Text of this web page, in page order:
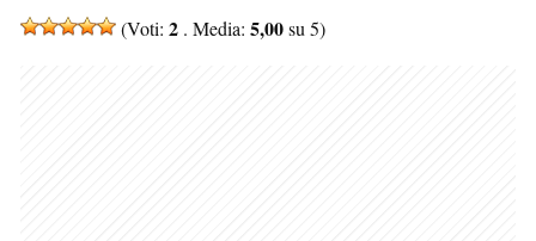
(Voti: 2 . Media: 5,00su 5)